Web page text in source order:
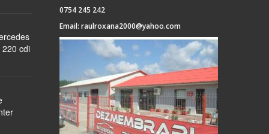
cdi
0754 245 242
Email: raulroxana2000@yahoo.com